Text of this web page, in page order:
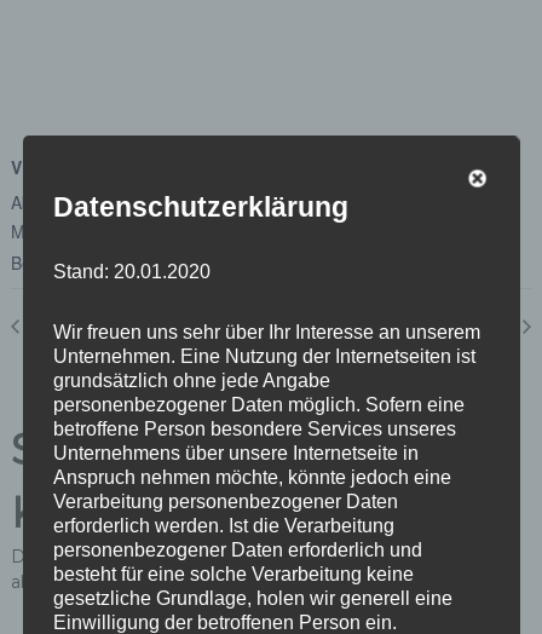
VERANSTALTUNGSORT
Abgeordnetenhaus von Berlin
Margot-Friedländer-Platz
Berlin , Berlin 10117 Google Karte anzeigen
Dialog P Untersuchungsausschuss „BER II“ 17.01.2020
Schreibe einen
Kommentar
Du musstangemeldetsein, um einen Kommentar
abzugeben.
Datenschutzerklärung
Stand: 20.01.2020
Wir freuen uns sehr über Ihr Interesse an unserem
Unternehmen. Eine Nutzung der Internetseiten ist
grundsätzlich ohne jede Angabe
personenbezogener Daten möglich. Sofern eine
betroffene Person besondere Services unseres
Unternehmens über unsere Internetseite in
Anspruch nehmen möchte, könnte jedoch eine
Verarbeitung personenbezogener Daten
erforderlich werden. Ist die Verarbeitung
personenbezogener Daten erforderlich und
besteht für eine solche Verarbeitung keine
gesetzliche Grundlage, holen wir generell eine
Einwilligung der betroffenen Person ein.